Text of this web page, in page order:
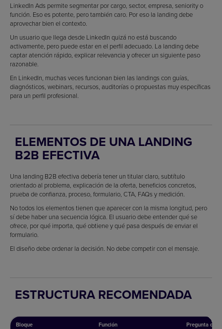
LinkedIn Ads permite segmentar por cargo, sector, empresa, seniority o
función. Eso es potente, pero también caro. Por eso la landing debe
aprovechar bien el contexto.
Un usuario que llega desde LinkedIn quizá no está buscando
activamente, pero puede estar en el perfil adecuado. La landing debe
captar atención rápido, explicar relevancia y ofrecer un siguiente paso
razonable.
En LinkedIn, muchas veces funcionan bien las landings con guías,
diagnósticos, webinars, recursos, auditorías o propuestas muy específicas
para un perfil profesional.
ELEMENTOS DE UNA LANDING
B2B EFECTIVA
Una landing B2B efectiva debería tener un titular claro, subtítulo
orientado al problema, explicación de la oferta, beneficios concretos,
prueba de confianza, proceso, formulario, CTA, FAQs y medición.
No todos los elementos tienen que aparecer con la misma longitud, pero
sí debe haber una secuencia lógica. El usuario debe entender qué se
ofrece, por qué importa, qué obtiene y qué pasa después de enviar el
formulario.
El diseño debe ordenar la decisión. No debe competir con el mensaje.
ESTRUCTURA RECOMENDADA
Bloque Función Pregunta que